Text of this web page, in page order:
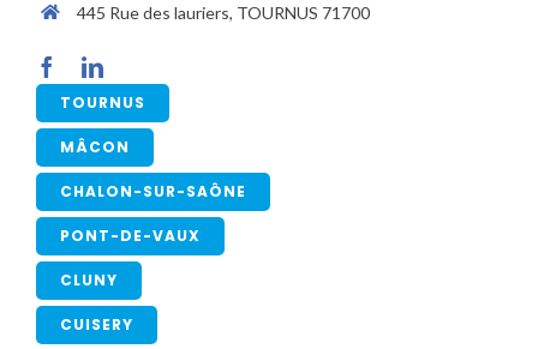
445 Rue des lauriers, TOURNUS 71700
TOURNUS
MÂCON
CHALON-SUR-SAÔNE
PONT-DE-VAUX
CLUNY
CUISERY